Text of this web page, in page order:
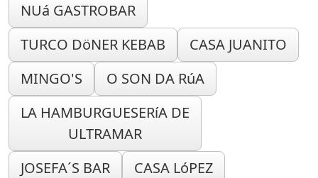
NUá GASTROBAR
TURCO DöNER KEBAB
CASA JUANITO
MINGO'S
O SON DA RúA
LA HAMBURGUESERíA DE
ULTRAMAR
JOSEFA´S BAR
CASA LóPEZ